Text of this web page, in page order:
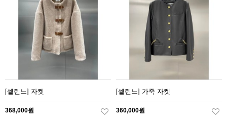
[셀린느] 자켓
368,000원
[셀린느] 가죽 자켓
360,000원